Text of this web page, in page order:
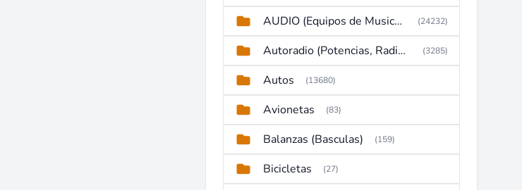
AUDIO (Equipos de Musica, Amplificadores, Reproductores, Etc) (24232)
Autoradio (Potencias, Radios y DVD) (3285)
Autos (13680)
Avionetas (83)
Balanzas (Basculas) (159)
Bicicletas (27)